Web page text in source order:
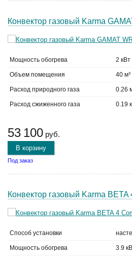
Конвектор газовый Karma
Мощность обогрева 2 кВт
Объем помещения 40 м³
Расход природного газа 0.26
Расход сжиженного газа 0.19
53 100 руб.
В корзину
Под заказ
Конвектор газовый Karma BETA
Способ установки
Мощность обогрева 3.9